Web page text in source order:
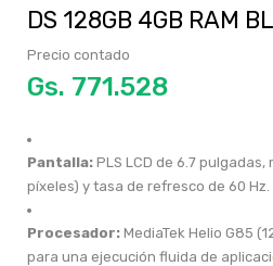
DS 128GB 4GB RAM
Precio contado
Gs.
Pantalla: PLS LCD de 6.7
píxeles) y tasa de refresco de 60 Hz.
Procesador: MediaTek Helio G85
para una ejecución fluida de